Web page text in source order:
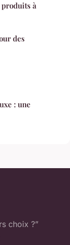
produits à
des
: une
choix ?”